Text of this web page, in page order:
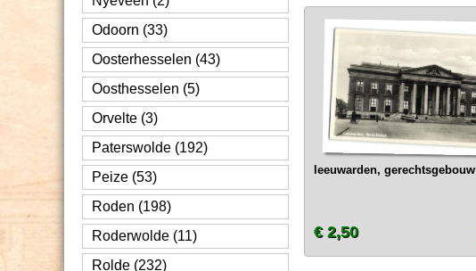
Odoorn (33)
Oosterhesselen (43)
Oosthesselen (5)
Orvelte (3)
Paterswolde (192)
Peize (53)
Roden (198)
Roderwolde (11)
Rolde (232)
leeuwarden, gerechtsgebouw
€ 2,50